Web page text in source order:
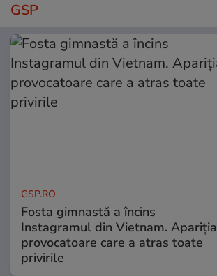
GSP
GSP.RO
Fosta gimnastă a încins
Instagramul din Vietnam. Apariția
provocatoare care a atras toate
privirile